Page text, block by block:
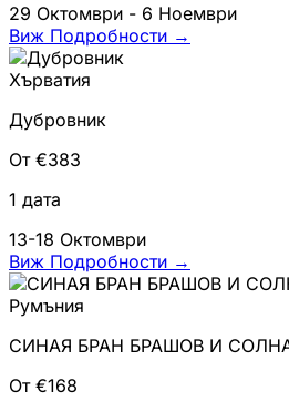
29 Октомври - 6 Ноември
Виж Подробности →
Хърватия
Дубровник
От €383
1 дата
13-18 Октомври
Виж Подробности →
Румъния
СИНАЯ БРАН БРАШОВ И
От €168